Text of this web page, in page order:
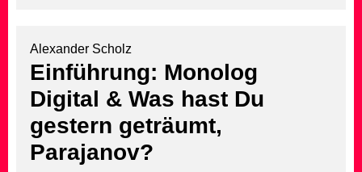
Alexander Scholz
Einführung: Monolog
Digital & Was hast Du
gestern geträumt,
Parajanov?